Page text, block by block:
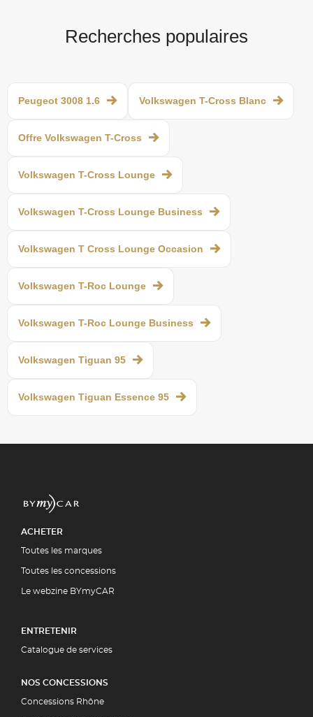
Recherches populaires
Peugeot 3008 1.6 Volkswagen T-Cross Blanc
Offre Volkswagen T-Cross
Volkswagen T-Cross Lounge
Volkswagen T-Cross Lounge Business
Volkswagen T Cross Lounge Occasion
Volkswagen T-Roc Lounge
Volkswagen T-Roc Lounge Business
Volkswagen Tiguan 95
Volkswagen Tiguan Essence 95
ACHETER
Toutes les marques
Toutes les concessions
Le webzine BYmyCAR
ENTRETENIR
Catalogue de services
NOS CONCESSIONS
Concessions Rhône